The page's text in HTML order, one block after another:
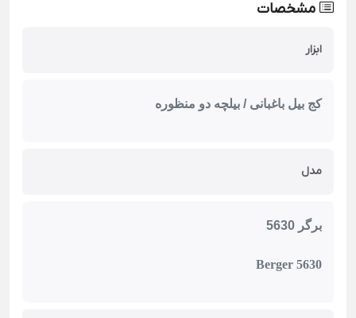
مشخصات
ابزار
کج بیل باغبانی / بیلچه دو منظوره
مدل
برگر 5630
Berger 5630